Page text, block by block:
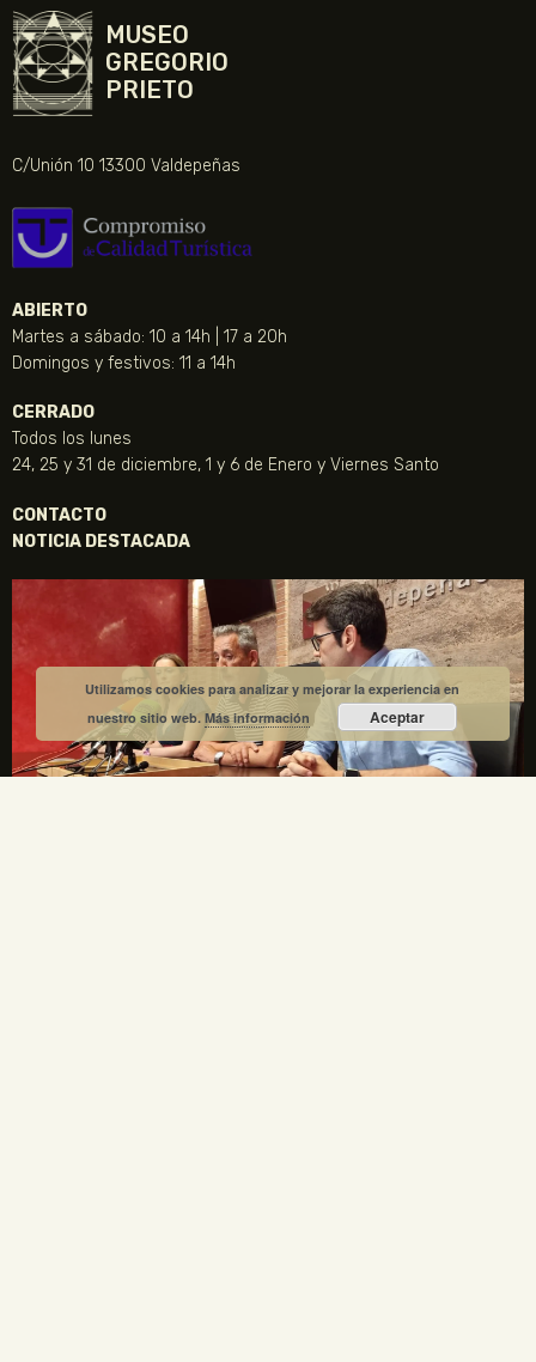
MUSEO
GREGORIO
PRIETO
C/Unión 10 13300 Valdepeñas
ABIERTO
Martes a sábado: 10 a 14h | 17 a 20h
Domingos y festivos: 11 a 14h
CERRADO
Todos los lunes
24, 25 y 31 de diciembre, 1 y 6 de Enero y Viernes Santo
CONTACTO
NOTICIA DESTACADA
Utilizamos cookies para analizar y mejorar la experiencia en
nuestro sitio web.Más información Aceptar